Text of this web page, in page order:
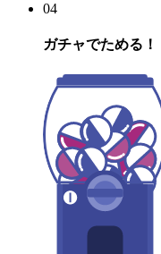
04
ガチャでためる ！